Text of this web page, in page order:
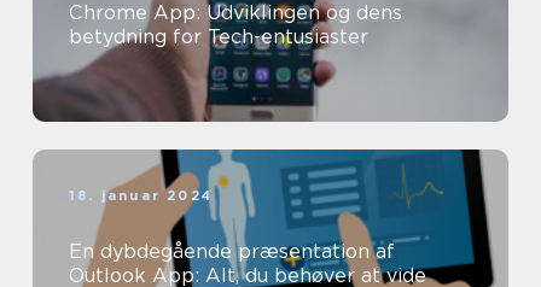
Chrome App: Udviklingen og dens
betydning for Tech-entusiaster
18. januar 2024
En dybdegående præsentation af
Outlook App: Alt, du behøver at vide